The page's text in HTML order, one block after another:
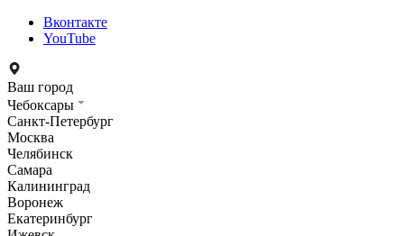
Вконтакте
YouTube
Ваш город
Чебоксары
Санкт-Петербург
Москва
Челябинск
Самара
Калининград
Воронеж
Екатеринбург